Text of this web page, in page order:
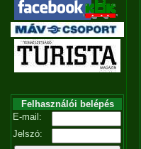
Felhasználói belépés
E-mail:
Jelszó: